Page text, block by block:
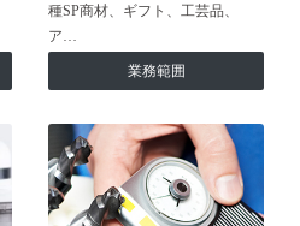
種SP商材、ギフト、工芸品、
ア…
業務範囲